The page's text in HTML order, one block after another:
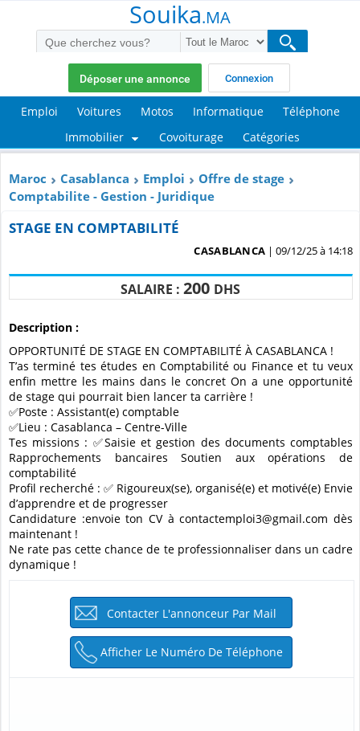
Souika.MA
Déposer une annonce Connexion
Emploi Voitures Motos Informatique
Téléphone
Immobilier
Covoiturage Catégories
Maroc Casablanca Emploi
Offre de stage
Comptabilite - Gestion - Juridique
STAGE EN COMPTABILITÉ
CASABLANCA | 09/12/25 à 14:18
SALAIRE :200 DHS
Description :
OPPORTUNITÉ DE STAGE EN COMPTABILITÉ À CASABLANCA !
T’as terminé tes études en Comptabilité ou Finance et tu veux
enfin mettre les mains dans le concret On a une opportunité
de stage qui pourrait bien lancer ta carrière !
✅Poste : Assistant(e) comptable
✅Lieu : Casablanca – Centre-Ville
Tes missions : ✅Saisie et gestion des documents comptables
Rapprochements bancaires Soutien aux opérations de
comptabilité
Profil recherché : ✅ Rigoureux(se), organisé(e) et motivé(e) Envie
d’apprendre et de progresser
Candidature :envoie ton CV à contactemploi3@gmail.com dès
maintenant !
Ne rate pas cette chance de te professionnaliser dans un cadre
dynamique !
Contacter L'annonceur Par Mail